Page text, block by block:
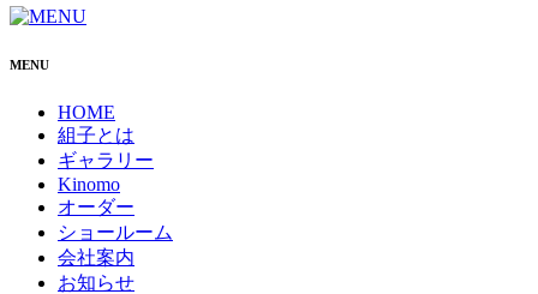
MENU
HOME
組子とは
ギャラリー
Kinomo
オーダー
ショールーム
会社案内
お知らせ